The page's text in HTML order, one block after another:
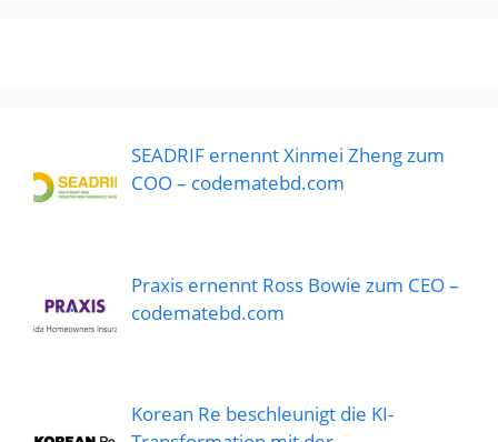
SEADRIF ernennt Xinmei Zheng zum
COO – codematebd.com
Praxis ernennt Ross Bowie zum CEO –
codematebd.com
Korean Re beschleunigt die KI-